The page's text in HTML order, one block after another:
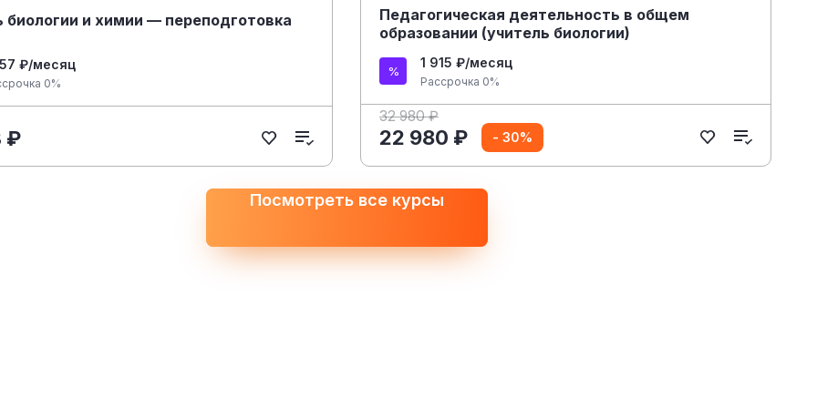
биологии и химии — переподготовка
₽/месяц
0%
₽
Педагогическая деятельность в общем
образовании (учитель биологии)
1 915 ₽/месяц
Рассрочка 0%
32 980 ₽
22 980 ₽ - 30%
Посмотреть все курсы